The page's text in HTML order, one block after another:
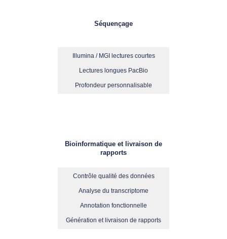
Séquençage
Illumina / MGI lectures courtes
Lectures longues PacBio
Profondeur personnalisable
Bioinformatique et livraison de
rapports
Contrôle qualité des données
Analyse du transcriptome
Annotation fonctionnelle
Génération et livraison de rapports